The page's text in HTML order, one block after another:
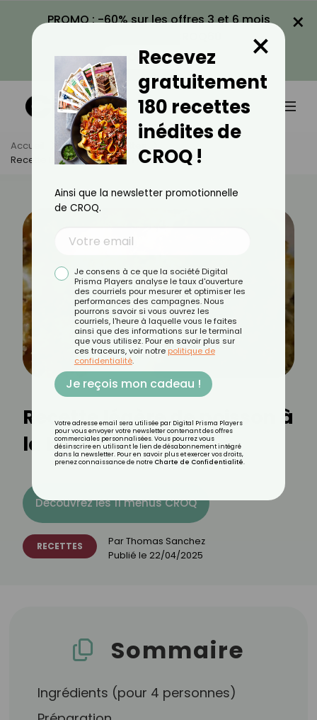
PROMO : -60% sur les offres 3 et 6 mois
VOIR LA PROMO
×
Accueil Actus
Recettes
Recette Légère De Poisson À La Bordelaise
Recette légère de poisson à
la bordelaise
Découvrez les 11 menus CROQ
RECETTES ParThomas Sanchez
Publié le 22/04/2025
Sommaire
Ingrédients (pour 4 personnes)
Recevez
gratuitement
180 recettes
inédites de
CROQ !
×
Ainsi que la newsletter promotionnelle
de CROQ.
Je consens à ce que la société Digital
Prisma Players analyse le taux d'ouverture
des courriels pour mesurer et optimiser les
performances des campagnes. Nous
pourrons savoir si vous ouvrez les
courriels, l'heure à laquelle vous le faites
ainsi que des informations sur le terminal
que vous utilisez. Pour en savoir plus sur
ces traceurs, voir notre politique de
confidentialité.
Je reçois mon cadeau !
Votre adresse email sera utilisée par Digital Prisma Players
pour vous envoyer votre newsletter contenant des offres
commerciales personnalisées. Vous pourrez vous
désinscrire en utilisant le lien de désabonnement intégré
dans la newsletter. Pour en savoir plus et exercer vos droits,
prenez connaissance de notre Charte de Confidentialité.